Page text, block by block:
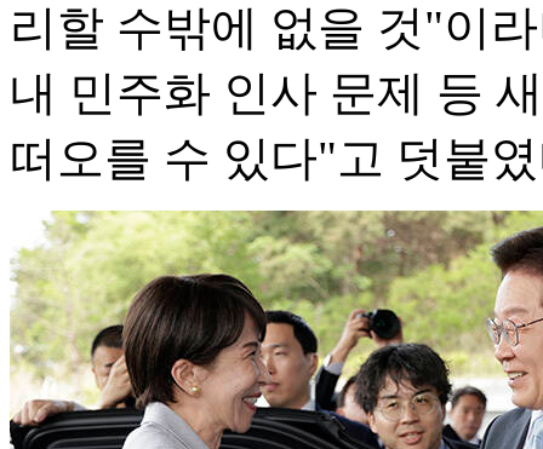
리할 수밖에 없을 것"이
내 민주화 인사 문제 등
떠오를 수 있다"고 덧붙